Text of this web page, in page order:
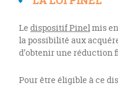
Le dispositif Pinelmis
la possibilité aux
d’obtenir une réduction
Pour être éligible à ce